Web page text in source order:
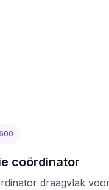
coördinator
draagvlak